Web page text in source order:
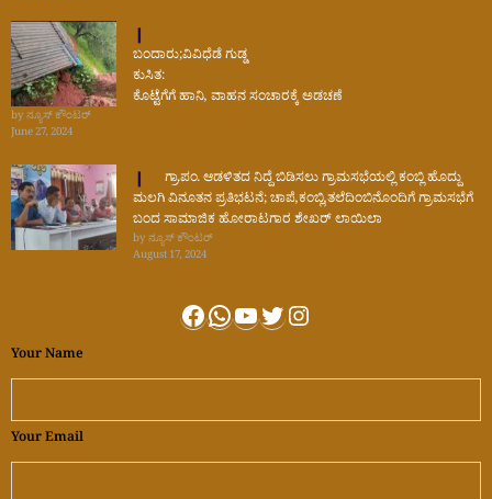
ಬಂದಾರು;ವಿವಿಧೆಡೆ ಗುಡ್ಡ
ಕುಸಿತ:
ಕೊಟ್ಟೆಗೆಗೆ ಹಾನಿ, ವಾಹನ ಸಂಚಾರಕ್ಕೆ ಅಡಚಣೆ
by ನ್ಯೂಸ್ ಕೌಂಟರ್
June 27, 2024
ಗ್ರಾ.ಪಂ. ಆಡಳಿತದ ನಿದ್ದೆ ಬಿಡಿಸಲು ಗ್ರಾಮಸಭೆಯಲ್ಲಿ ಕಂಬ್ಲಿ ಹೊದ್ದು
ಮಲಗಿ ವಿನೂತನ ಪ್ರತಿಭಟನೆ; ಚಾಪೆ,ಕಂಬ್ಲಿ,ತಲೆದಿಂಬಿನೊಂದಿಗೆ ಗ್ರಾಮಸಭೆಗೆ
ಬಂದ ಸಾಮಾಜಿಕ ಹೋರಾಟಗಾರ ಶೇಖರ್ ಲಾಯಿಲಾ
by ನ್ಯೂಸ್ ಕೌಂಟರ್
August 17, 2024
Facebook
WhatsApp
YouTube
Twitter
Instagram
Your Name
Your Email